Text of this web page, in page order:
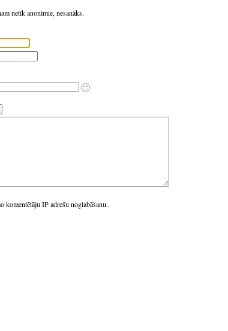
netīk anonīmie, nesanāks.
komentētāju IP adrešu noglabāšanu..